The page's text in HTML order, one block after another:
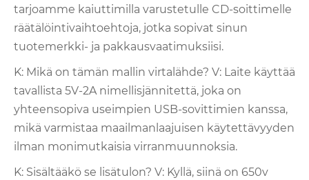
tarjoamme kaiuttimilla varustetulle CD-soittimelle
räätälöintivaihtoehtoja, jotka sopivat sinun
tuotemerkki- ja pakkausvaatimuksiisi.
K: Mikä on tämän mallin virtalähde? V: Laite käyttää
tavallista 5V-2A nimellisjännitettä, joka on
yhteensopiva useimpien USB-sovittimien kanssa,
mikä varmistaa maailmanlaajuisen käytettävyyden
ilman monimutkaisia ​​virranmuunnoksia.
K: Sisältääkö se lisätulon? V: Kyllä, siinä on 650v